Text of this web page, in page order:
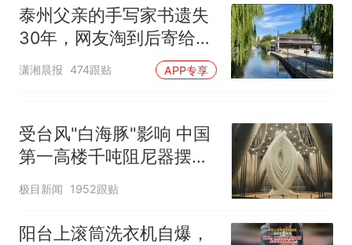
泰州父亲的手写家书遗失
30年，网友淘到后寄给女
儿：花鸟市场搬了，但爱
潇湘晨报 474跟贴 APP专享
受台风"白海豚"影响 中国
第一高楼千吨阻尼器摆动
明显
极目新闻 1952跟贴
阳台上滚筒洗衣机自爆，